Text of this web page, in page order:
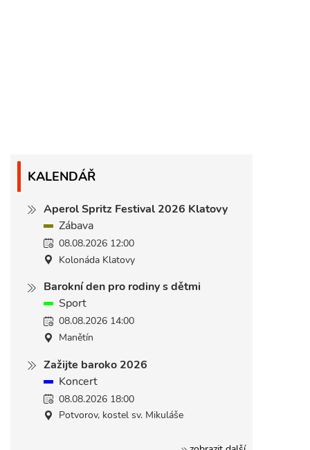
KALENDÁŘ
Aperol Spritz Festival 2026 Klatovy
Zábava
08.08.2026 12:00
Kolonáda Klatovy
Barokní den pro rodiny s dětmi
Sport
08.08.2026 14:00
Manětín
Zažijte baroko 2026
Koncert
08.08.2026 18:00
Potvorov, kostel sv. Mikuláše